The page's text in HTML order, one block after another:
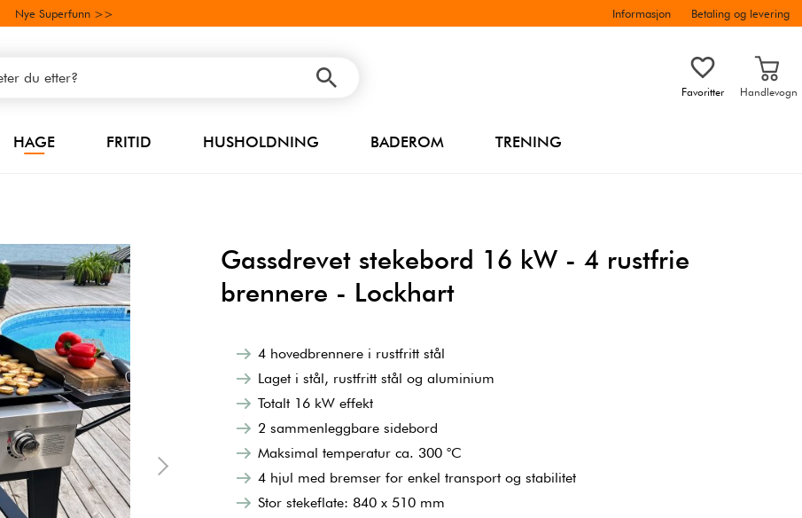
Nye Superfunn >> Informasjon Betaling og levering
Favoritter Handlevogn
HAGE FRITID HUSHOLDNING BADEROM TRENING
Gassdrevet stekebord 16 kW - 4 rustfrie
brennere - Lockhart
4 hovedbrennere i rustfritt stål
Laget i stål, rustfritt stål og aluminium
Totalt 16 kW effekt
2 sammenleggbare sidebord
Maksimal temperatur ca. 300 °C
4 hjul med bremser for enkel transport og stabilitet
Stor stekeflate: 840 x 510 mm